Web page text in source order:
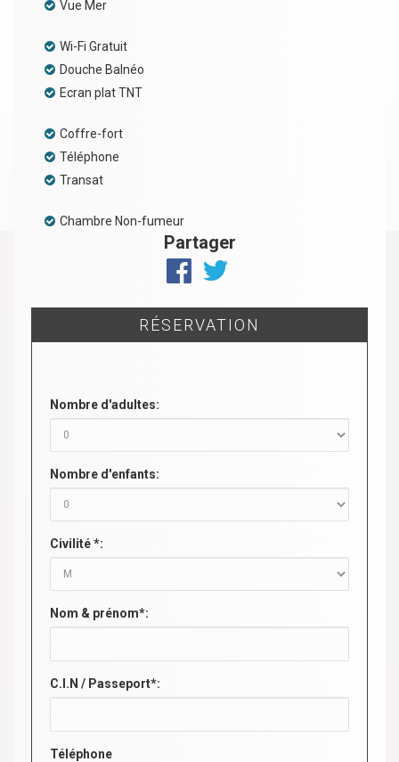
Vue Mer
Wi-Fi Gratuit
Douche Balnéo
Ecran plat TNT
Coffre-fort
Téléphone
Transat
Chambre Non-fumeur
Partager
RÉSERVATION
Nombre d'adultes:
Nombre d'enfants:
Civilité *:
Nom & prénom*:
C.I.N / Passeport*:
Téléphone